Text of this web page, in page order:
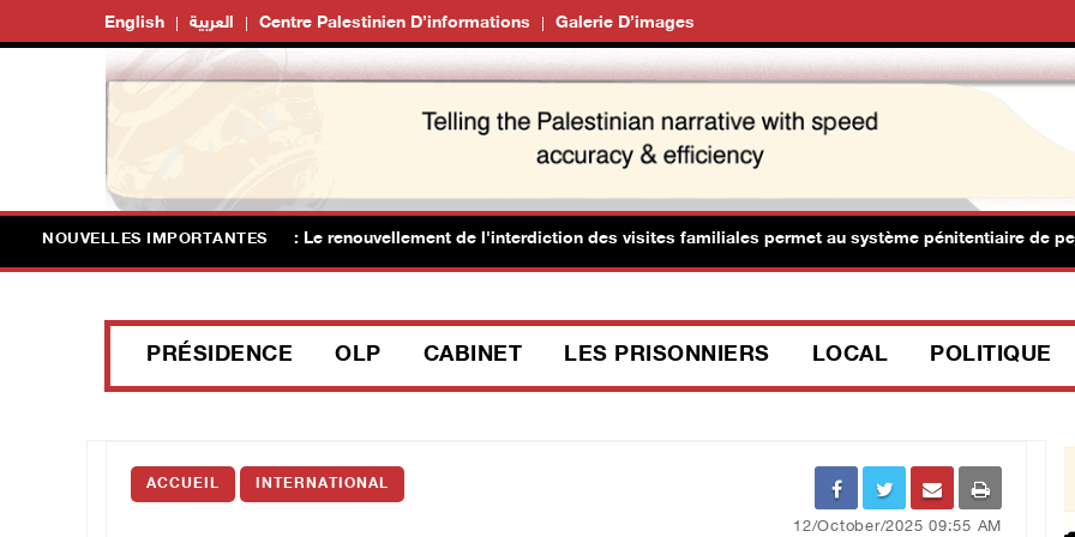
English العربية Centre Palestinien D’informations Galerie D’images
NOUVELLES IMPORTANTES
des prisonniers palestiniens : Le renouvellement de l'interdiction des visites familiales permet au système pénitentiaire de
PRÉSIDENCE OLP CABINET LES PRISONNIERS LOCAL POLITIQUE
ACCUEIL INTERNATIONAL
12/October/2025 09:55 AM